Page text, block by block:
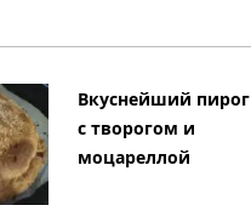
Вкуснейший пирог
с творогом и
моцареллой